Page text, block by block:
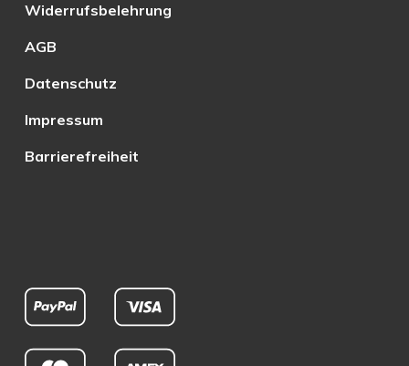
Widerrufsbelehrung
AGB
Datenschutz
Impressum
Barrierefreiheit